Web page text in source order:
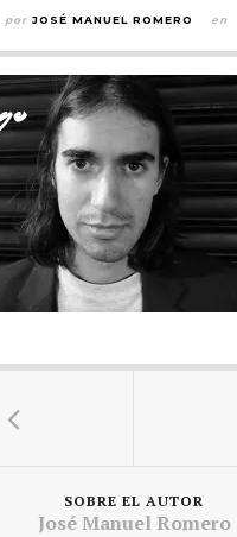
por JOSÉ MANUEL ROMERO en
SOBRE EL AUTOR
José Manuel Romero